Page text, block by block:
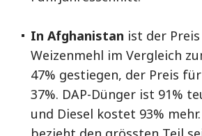
In Afghanistan ist der
Weizenmehl im Vergleich
47% gestiegen, der Preis
37%. DAP-Dünger ist 91%
und Diesel kostet 93%